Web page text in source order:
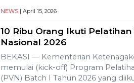
NEWS | April 15, 2026
10 Ribu Orang Ikuti
Nasional 2026
BEKASI — Kementerian
memulai (kick-off) Program
(PVN) Batch I Tahun 2026 yang